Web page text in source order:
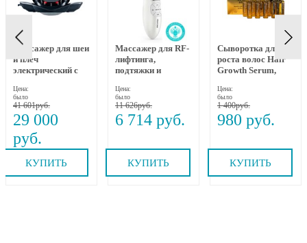
Массажер для шеи
и плеч
электрический с
вытяжением и
прогревом MEDI
NECK MYTREX
Цена:
было
41 601
29 000
КУПИТЬ
Массажер для RF-
лифтинга,
подтяжки и
RF-1607, Gezatone
Цена:
было
11 626
6 714
КУПИТЬ
Сыворотка для
роста волос Hair
Growth Serum,
Цена:
было
1 400
980
КУПИТЬ